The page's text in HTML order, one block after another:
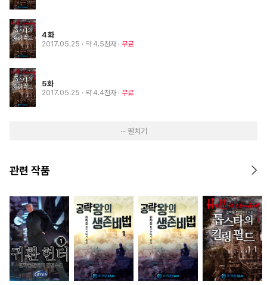
4화
2017.05.25 · 약 4.5천자 무료
5화
2017.05.25 · 약 4.4천자 무료
··· 펼치기
관련 작품